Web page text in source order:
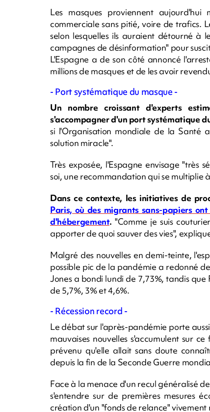
Les masques proviennent
commerciale sans pitié, voire de trafics.
selon lesquelles ils auraient détourné à
campagnes de désinformation" pour
L'Espagne a de son côté annoncé
millions de masques et de les avoir
- Port systématique du masque -
Un nombre croissant d'experts
s'accompagner d'un port systématique
si l'Organisation mondiale de la Santé
solution miracle".
Très exposée, l'Espagne envisage "très
soi, une recommandation qui se multiplie
Dans ce contexte, les initiatives de
Paris, où des migrants sans-papiers
d'hébergement. "Comme je suis
apporter de quoi sauver des vies",
Malgré des nouvelles en demi-teinte,
possible pic de la pandémie a redonné
Jones a bondi lundi de 7,73%, tandis
de 5,7%, 3% et 4,6%.
- Récession record -
Le débat sur l'après-pandémie porte
mauvaises nouvelles s'accumulent sur
prévenu qu'elle allait sans doute
depuis la fin de la Seconde Guerre
Face à la menace d'un recul généralisé
s'entendre sur de premières mesures
création d'un "fonds de relance"